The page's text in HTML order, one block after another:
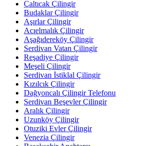
Çaltıcak Çilingir
Budaklar Çilingir
Aşırlar Çilingir
Acıelmalık Çilingir
Aşağıdereköy Çilingir
Serdivan Vatan Çilingir
Reşadiye Çilingir
Meşeli Çilingir
Serdivan İstiklal Çilingir
Kızılcık Çilingir
Dağyoncalı Çilingir Telefonu
Serdivan Beşevler Çilingir
Aralık Çilingir
Uzunköy Çilingir
Otuziki Evler Çilingir
Venezia Çilingir